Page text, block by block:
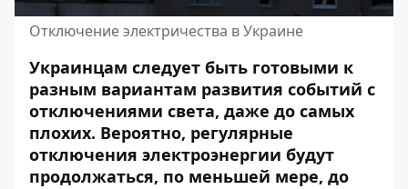
Отключение электричества в Украине
Украинцам следует быть готовыми к
разным вариантам развития событий с
отключениями света, даже до самых
плохих. Вероятно, регулярные
отключения электроэнергии будут
продолжаться, по меньшей мере, до